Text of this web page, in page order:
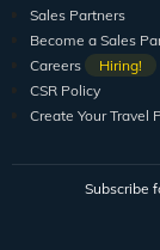
Sales Partners
Become a Sales
Careers
Hiring!
CSR Policy
Create Your Travel
Subscribe